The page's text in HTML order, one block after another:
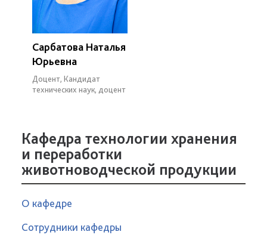
Сарбатова Наталья
Юрьевна
Доцент, Кандидат
технических наук, доцент
Кафедра технологии хранения
и переработки
животноводческой продукции
О кафедре
Сотрудники кафедры